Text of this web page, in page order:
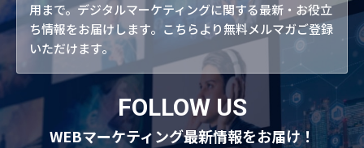
用まで。デジタルマーケティングに関する最新・お役立
ち情報をお届けします。こちらより無料メルマガご登録
いただけます。
FOLLOW US
WEBマーケティング最新情報をお届け！